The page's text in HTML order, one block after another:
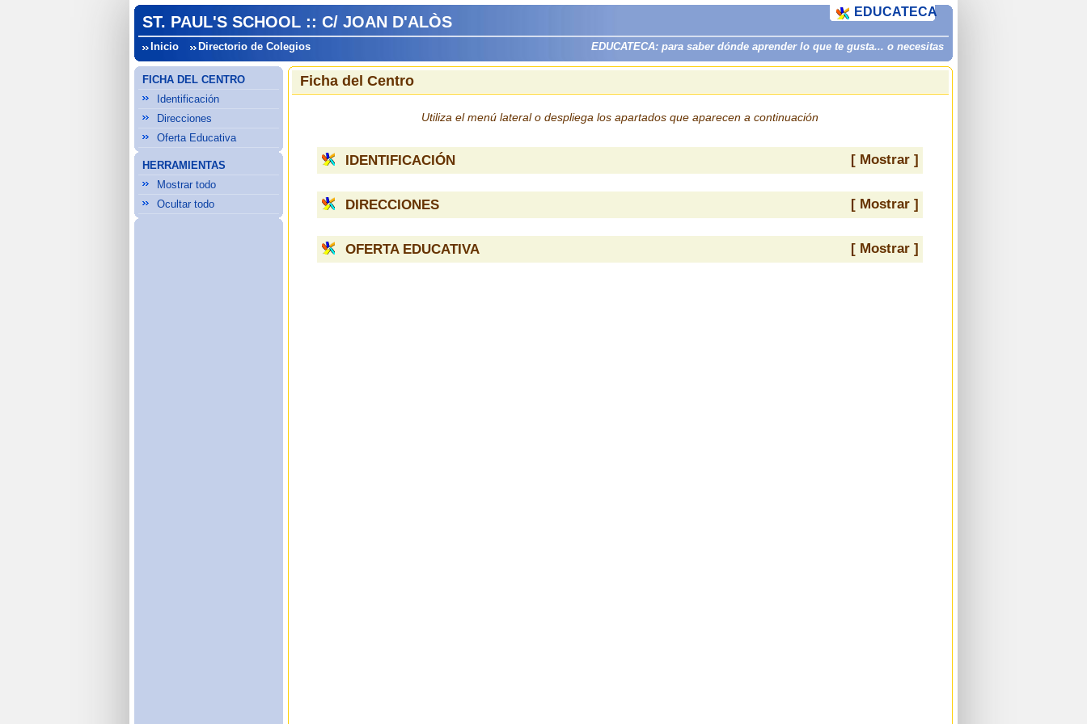
ST. PAUL'S SCHOOL :: C/ JOAN D'ALÒS
Inicio Directorio de Colegios EDUCATECA: para saber dónde aprender lo que te gusta... o necesitas
EDUCATECA
FICHA DEL CENTRO
Identificación
Direcciones
Oferta Educativa
HERRAMIENTAS
Mostrar todo
Ocultar todo
Ficha del Centro
Utiliza el menú lateral o despliega los apartados que aparecen a continuación
IDENTIFICACIÓN [ Mostrar ]
DIRECCIONES [ Mostrar ]
OFERTA EDUCATIVA [ Mostrar ]